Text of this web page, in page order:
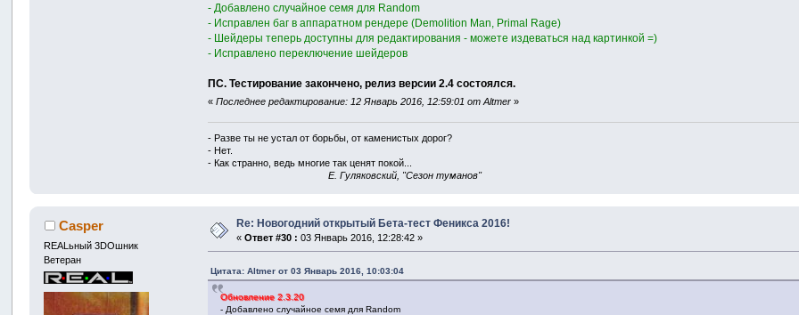
- Добавлено случайное семя для Random
- Исправлен баг в аппаратном рендере (Demolition Man, Primal Rage)
- Шейдеры теперь доступны для редактирования - можете издеваться над картинкой =)
- Исправлено переключение шейдеров
ПС. Тестирование закончено, релиз версии 2.4 состоялся.
«Последнее редактирование: 12 Январь 2016, 12:59:01 от Altmer »
- Разве ты не устал от борьбы, от каменистых дорог?
- Нет.
- Как странно, ведь многие так ценят покой...
E. Гуляковский, "Сезон туманов"
Casper
REALьный 3DOшник
Ветеран
Re: Новогодний открытый Бета-тест Феникса 2016!
«Ответ #30 : 03 Январь 2016, 12:28:42 »
Цитата: Altmer от 03 Январь 2016, 10:03:04
Обновление 2.3.20
- Добавлено случайное семя для Random